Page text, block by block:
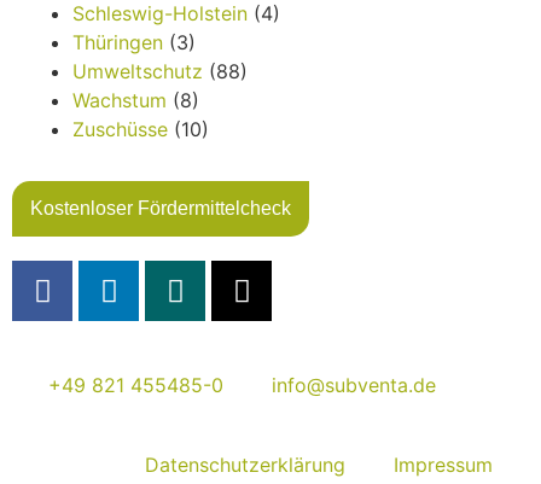
Schleswig-Holstein (4)
Thüringen (3)
Umweltschutz (88)
Wachstum (8)
Zuschüsse (10)
Kostenloser Fördermittelcheck
+49 821 455485-0 info@subventa.de
Datenschutzerklärung Impressum